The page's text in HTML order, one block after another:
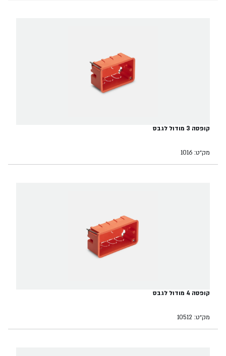
קופסה 3 מודול לגבס
מק״ט: 1016
קופסה 4 מודול לגבס
מק״ט: 10512